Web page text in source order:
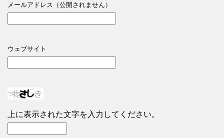
メールアドレス（公開されません）
ウェブサイト
上に表示された文字を入力してください。